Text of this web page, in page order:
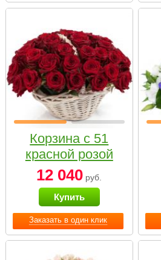
Заказать в один клик
Корзина с 51
красной розой
12 040 руб.
Купить